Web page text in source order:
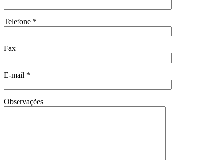
Telefone *
Fax
E-mail *
Observações